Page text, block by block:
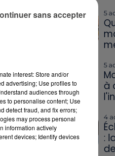
brulé. 5
5
à
4
:
interest: Store and/or
advertising; Use profiles to
audiences through
to personalise content; Use
detect fraud, and fix errors;
may process personal
information actively
devices; Identify devices
sans accepter